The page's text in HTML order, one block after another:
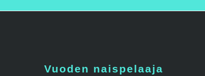
Vuoden naispelaaja